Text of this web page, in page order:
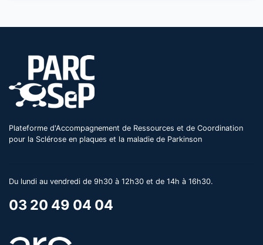
Plateforme d'Accompagnement de Ressources et de Coordination
pour la Sclérose en plaques et la maladie de Parkinson
Du lundi au vendredi de 9h30 à 12h30 et de 14h à 16h30.
03 20 49 04 04